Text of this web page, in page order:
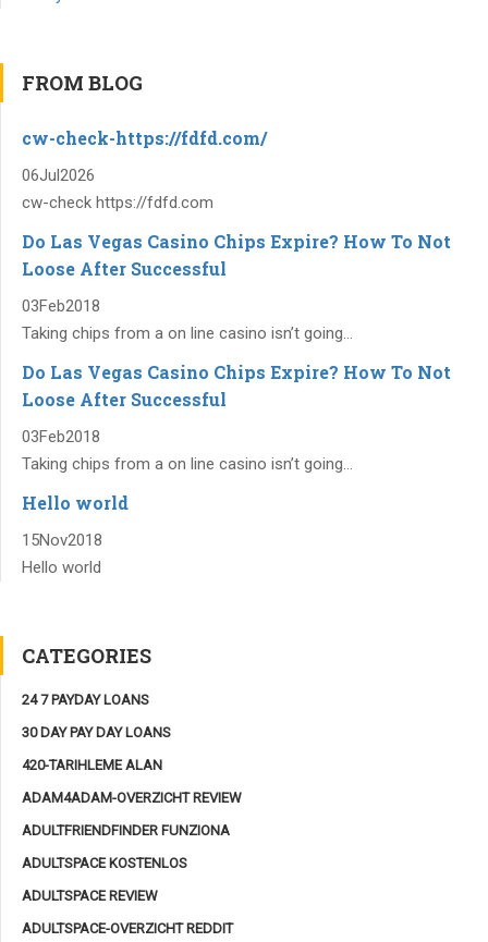
FROM BLOG
cw-check-https://fdfd.com/
06Jul2026
cw-check https://fdfd.com
Do Las Vegas Casino Chips Expire? How To Not
Loose After Successful
03Feb2018
Taking chips from a on line casino isn’t going...
Do Las Vegas Casino Chips Expire? How To Not
Loose After Successful
03Feb2018
Taking chips from a on line casino isn’t going...
Hello world
15Nov2018
Hello world
CATEGORIES
24 7 PAYDAY LOANS
30 DAY PAY DAY LOANS
420-TARIHLEME ALAN
ADAM4ADAM-OVERZICHT REVIEW
ADULTFRIENDFINDER FUNZIONA
ADULTSPACE KOSTENLOS
ADULTSPACE REVIEW
ADULTSPACE-OVERZICHT REDDIT